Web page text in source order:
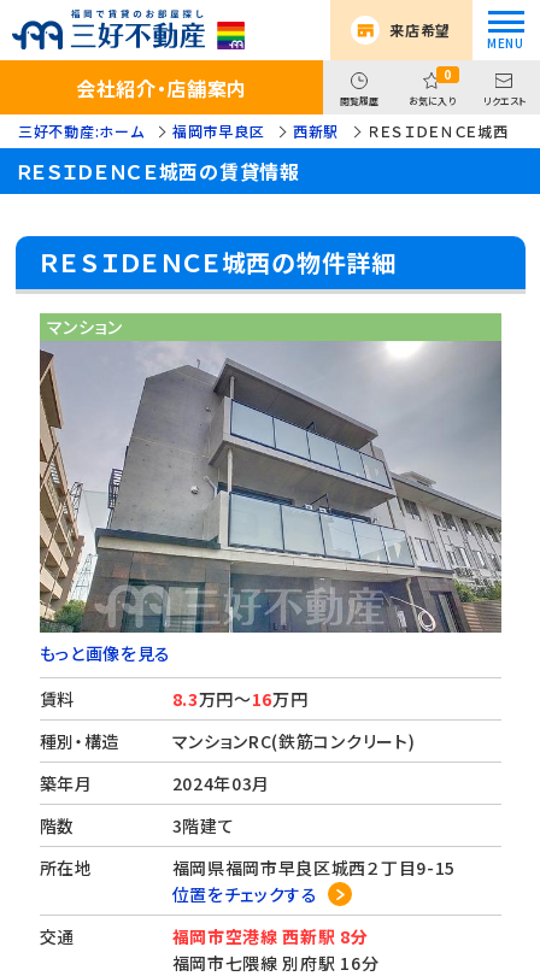
来店希望
会社紹介・店舗案内 閲覧履歴
0
お気に入り リクエスト
三好不動産:ホーム 福岡市早良区 西新駅 ＲＥＳＩＤＥＮＣＥ城西
ＲＥＳＩＤＥＮＣＥ城西の賃貸情報
ＲＥＳＩＤＥＮＣＥ城西の物件詳細
マンション
もっと画像を見る
賃料
8.3万円～16万円
種別・構造
マンションRC(鉄筋コンクリート)
築年月
2024年03月
階数
3階建て
所在地
福岡県福岡市早良区城西２丁目9-15
位置をチェックする
交通
福岡市空港線 西新駅 8分
福岡市七隈線 別府駅 16分